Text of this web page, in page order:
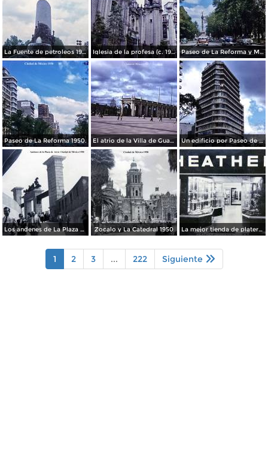
La Fuente de petroleos 1950. Iglesia de la profesa (c. 1950) Paseo de La Reforma y Mto a La Independencia 1950
Paseo de La Reforma 1950. El atrio de la Villa de Guadalupe 1950. Un edificio por Paseo de La Reforma 1950
Los andenes de La Plaza de toros Ciudad de México 1950 Zocalo y La Catedral 1950 La mejor tienda de plateria.
1 2 3 ... 222 Siguiente